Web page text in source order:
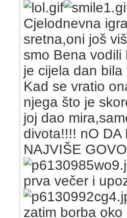
Cjelodnevna
sretna,oni još
smo Bena
je cijela dan
Kad se vratio
njega što je
joj dao
divota!!!! nO DA
NAJVIŠE
prva večer i
zatim borba oko